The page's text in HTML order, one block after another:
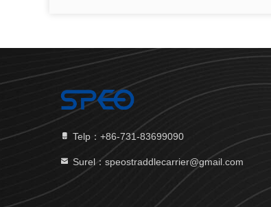
Telp：+86-731-83699090
Surel：speostraddlecarrier@gmail.com